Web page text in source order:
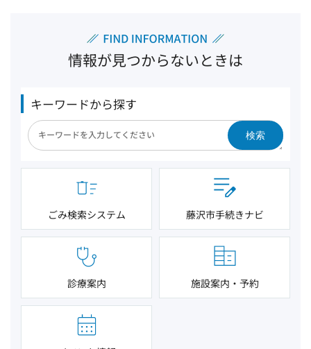
情報が見つからないときは
キーワードから探す
検索
ごみ検索システム 藤沢市手続きナビ
診療案内 施設案内・予約